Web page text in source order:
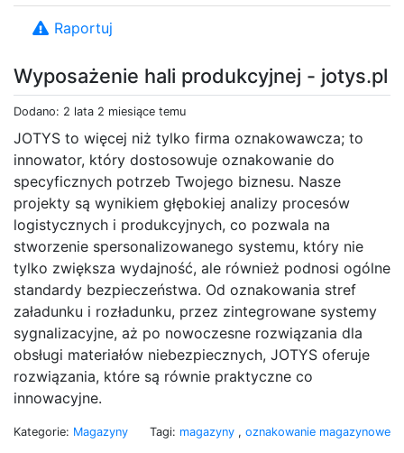
Wyposażenie hali produkcyjnej - jotys.pl
Dodano: 2 lata 2 miesiące temu
JOTYS to więcej niż tylko firma oznakowawcza; to
innowator, który dostosowuje oznakowanie do
specyficznych potrzeb Twojego biznesu. Nasze
projekty są wynikiem głębokiej analizy procesów
logistycznych i produkcyjnych, co pozwala na
stworzenie spersonalizowanego systemu, który nie
tylko zwiększa wydajność, ale również podnosi ogólne
standardy bezpieczeństwa. Od oznakowania stref
załadunku i rozładunku, przez zintegrowane systemy
sygnalizacyjne, aż po nowoczesne rozwiązania dla
obsługi materiałów niebezpiecznych, JOTYS oferuje
rozwiązania, które są równie praktyczne co
innowacyjne.
Kategorie: Magazyny Tagi: magazyny , oznakowanie magazynowe
Raportuj